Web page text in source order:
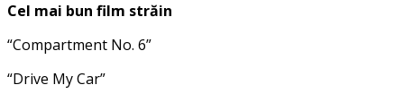
Cel mai bun film străin
“Compartment No. 6”
“Drive My Car”